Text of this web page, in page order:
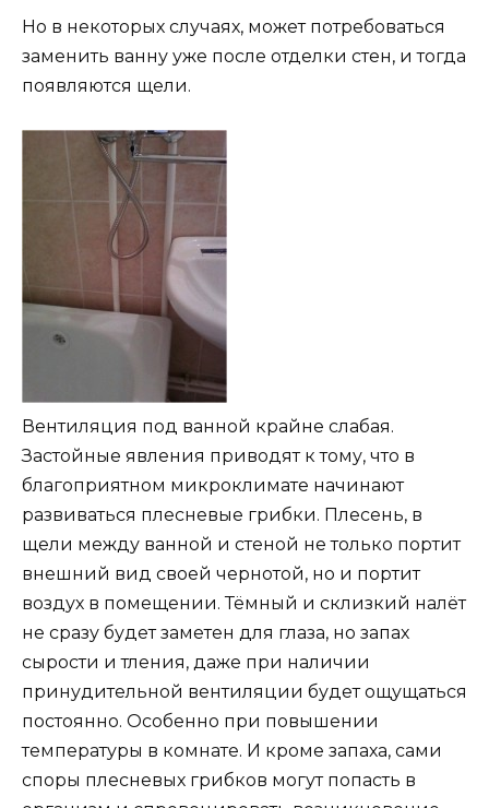
Но в некоторых случаях, может потребоваться
заменить ванну уже после отделки стен, и тогда
появляются щели.
Вентиляция под ванной крайне слабая.
Застойные явления приводят к тому, что в
благоприятном микроклимате начинают
развиваться плесневые грибки. Плесень, в
щели между ванной и стеной не только портит
внешний вид своей чернотой, но и портит
воздух в помещении. Тёмный и склизкий налёт
не сразу будет заметен для глаза, но запах
сырости и тления, даже при наличии
принудительной вентиляции будет ощущаться
постоянно. Особенно при повышении
температуры в комнате. И кроме запаха, сами
споры плесневых грибков могут попасть в